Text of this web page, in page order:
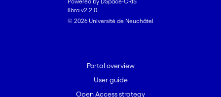
relations to consumers and users. To
tackle this issue, we propose an
approach based on the convention of
milieu regarding cognitive, financial and
Powered by DSpace-CRIS
libra v2.2.0
© 2026 Université de Neuchâtel
Portal overview
User guide
Open Access strategy